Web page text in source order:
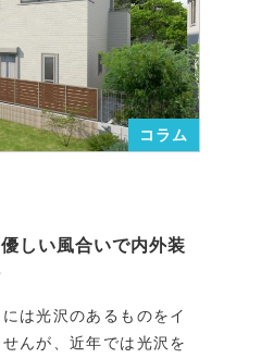
コラム
しい風合いで内外装
は光沢のあるものをイ
んが、近年では光沢を